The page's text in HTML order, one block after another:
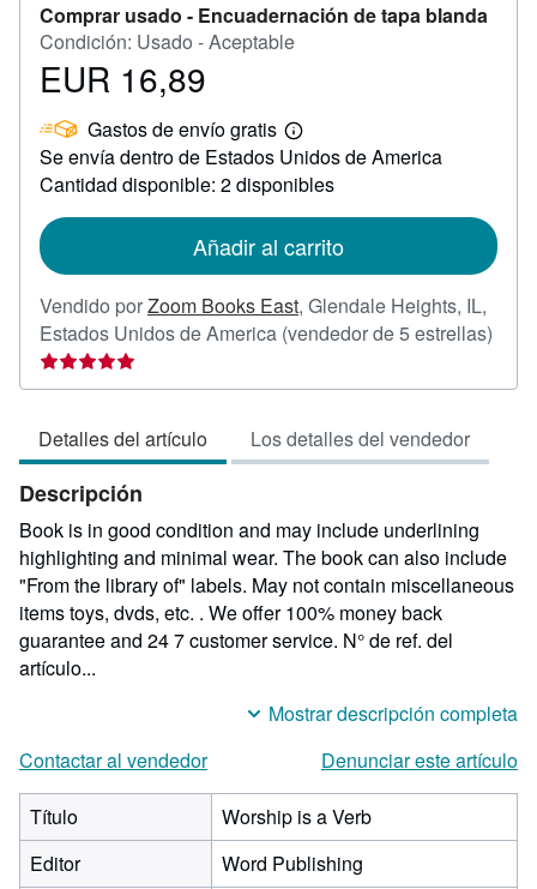
Comprar usado - Encuadernación de tapa blanda
Condición: Usado - Aceptable
Precio
16,89
EUR 16,89
Gastos de envío gratis
Más
información
sobre
las
envío
Se envía dentro de Estados Unidos de America
Cantidad disponible: 2 disponibles
Añadir al carrito
Vendido porZoom Books East, Glendale Heights, IL,
Estados Unidos de America (vendedor de 5 estrellas)
Detalles del artículo Los detalles del vendedor
Descripción
Book is in good condition and may include underlining
highlighting and minimal wear. The book can also include
"From the library of" labels. May not contain miscellaneous
items toys, dvds, etc. . We offer 100% money back
guarantee and 24 7 customer service. N° de ref. del
artículo...
Mostrar descripción completa
Contactar al vendedor
Denunciar este artículo
Título
Worship is a Verb
Editor
Word Publishing